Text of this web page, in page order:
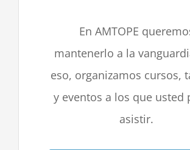
En AMTOPE
mantenerlo a la
eso, organizamos cursos,
y eventos a los que usted
asistir.